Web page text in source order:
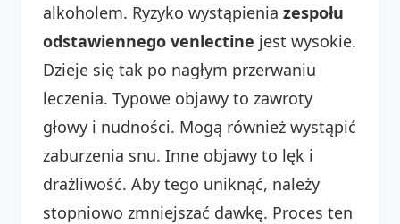
alkoholem. Ryzyko wystąpienia zespołu
odstawiennego venlectine jest wysokie.
Dzieje się tak po nagłym przerwaniu
leczenia. Typowe objawy to zawroty
głowy i nudności. Mogą również wystąpić
zaburzenia snu. Inne objawy to lęk i
drażliwość. Aby tego uniknąć, należy
stopniowo zmniejszać dawkę. Proces ten